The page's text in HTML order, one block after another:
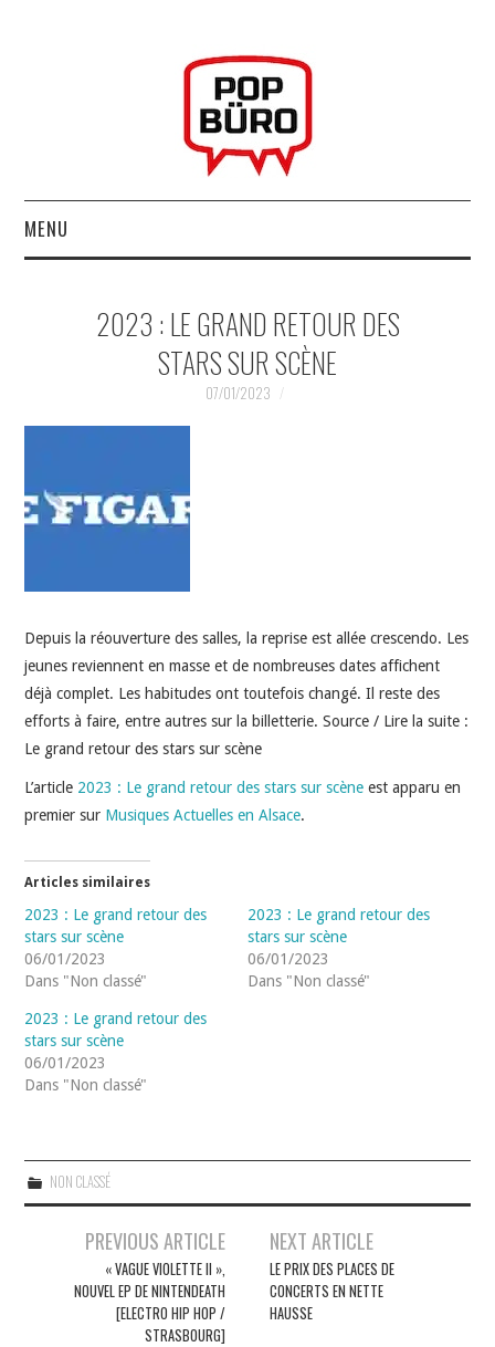
MENU
MUSIQUESACTUELLES.NET
INDÉPENDANTS
2023 : LE GRAND RETOUR DES
STARS SUR SCÈNE
07/01/2023
Depuis la réouverture des salles, la reprise est allée crescendo. Les
jeunes reviennent en masse et de nombreuses dates affichent
déjà complet. Les habitudes ont toutefois changé. Il reste des
efforts à faire, entre autres sur la billetterie. Source / Lire la suite :
Le grand retour des stars sur scène
L’article 2023 : Le grand retour des stars sur scène est apparu en
premier sur Musiques Actuelles en Alsace.
Articles similaires
2023 : Le grand retour des
stars sur scène
06/01/2023
Dans "Non classé"
2023 : Le grand retour des
stars sur scène
06/01/2023
Dans "Non classé"
2023 : Le grand retour des
stars sur scène
06/01/2023
Dans "Non classé"
NON CLASSÉ
Navigation
articles
PREVIOUS ARTICLE
« VAGUE VIOLETTE II »,
NOUVEL EP DE NINTENDEATH
[ELECTRO HIP HOP /
STRASBOURG]
NEXT ARTICLE
LE PRIX DES PLACES DE
CONCERTS EN NETTE
HAUSSE